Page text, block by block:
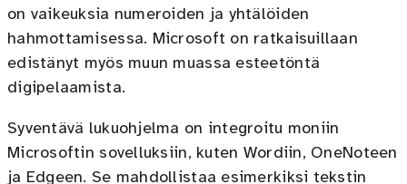
on vaikeuksia numeroiden ja yhtälöiden
hahmottamisessa. Microsoft on ratkaisuillaan
edistänyt myös muun muassa esteetöntä
digipelaamista.
Syventävä lukuohjelma on integroitu moniin
Microsoftin sovelluksiin, kuten Wordiin, OneNoteen
ja Edgeen. Se mahdollistaa esimerkiksi tekstin